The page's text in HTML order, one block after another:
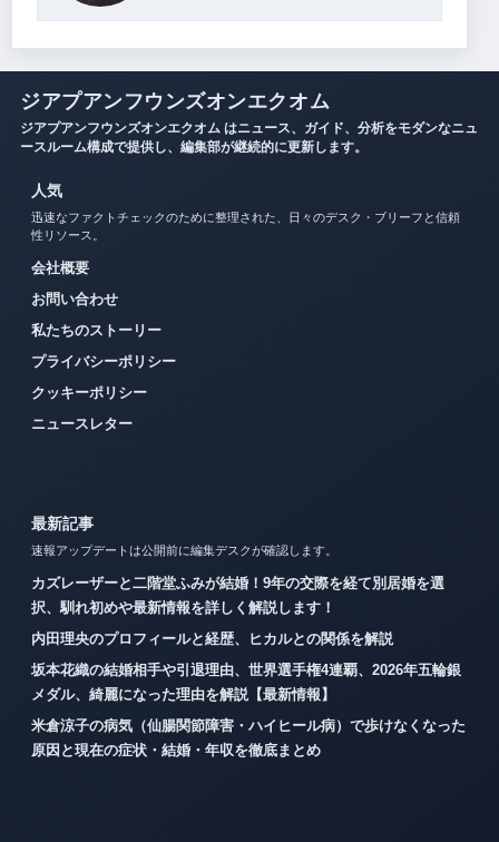
ジアプアンフウンズオンエクオム
ジアプアンフウンズオンエクオム はニュース、ガイド、分析をモダンなニュ
ースルーム構成で提供し、編集部が継続的に更新します。
人気
迅速なファクトチェックのために整理された、日々のデスク・ブリーフと信頼
性リソース。
会社概要
お問い合わせ
私たちのストーリー
プライバシーポリシー
クッキーポリシー
ニュースレター
最新記事
速報アップデートは公開前に編集デスクが確認します。
カズレーザーと二階堂ふみが結婚！9年の交際を経て別居婚を選
択、馴れ初めや最新情報を詳しく解説します！
内田理央のプロフィールと経歴、ヒカルとの関係を解説
坂本花織の結婚相手や引退理由、世界選手権4連覇、2026年五輪銀
メダル、綺麗になった理由を解説【最新情報】
米倉涼子の病気（仙腸関節障害・ハイヒール病）で歩けなくなった
原因と現在の症状・結婚・年収を徹底まとめ